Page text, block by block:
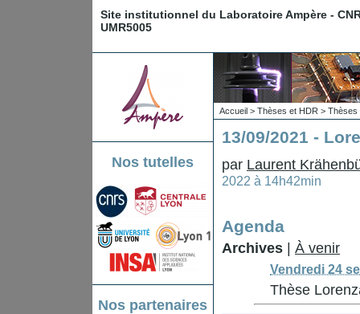
Site institutionnel du Laboratoire Ampère -
UMR5005
Nos tutelles
Nos partenaires
Accueil > Thèses et HDR > Thèses
13/09/2021 -
par Laurent
2022 à 14h42min
Agenda
Archives À venir
Vendredi 24
Thèse